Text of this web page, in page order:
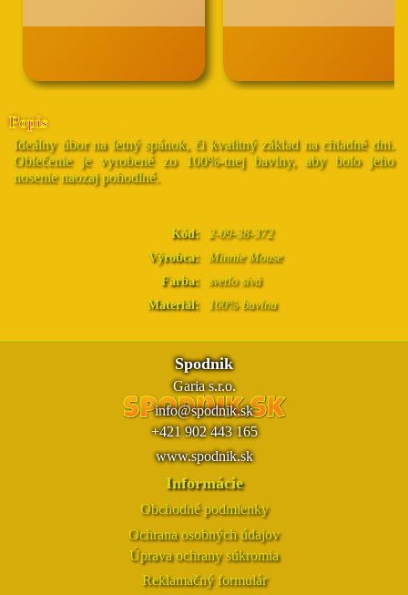
Popis
Ideálny úbor na letný spánok, či kvalitný základ na chladné dni.
Oblečenie je vyrobené zo 100%-tnej bavlny, aby bolo jeho
nosenie naozaj pohodlné.
Kód:
2-09-38-372
Výrobca:
Minnie Mouse
Farba:
svetlo sivá
Materiál:
100% bavlna
Spodnik
Garia s.r.o.
info@spodnik.sk
+421 902 443 165
www.spodnik.sk
Informácie
Obchodné podmienky
Ochrana osobných údajov
Úprava ochrany súkromia
Reklamačný formulár